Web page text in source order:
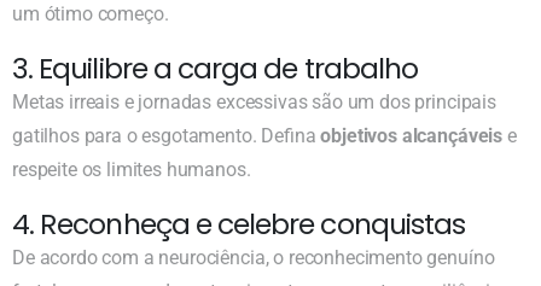
um ótimo começo.
3. Equilibre a carga de trabalho
Metas irreais e jornadas excessivas são um dos principais
gatilhos para o esgotamento. Definaobjetivos alcançáveis e
respeite os limites humanos.
4. Reconheça e celebre conquistas
De acordo com a neurociência, o reconhecimento genuíno